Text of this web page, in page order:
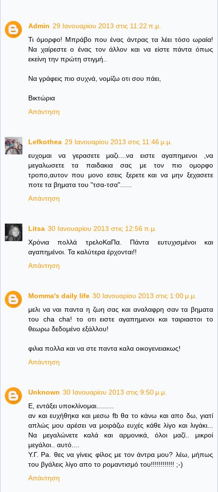
Admin 29 Ιανουαρίου 2013 στις 11:22 π.μ.
Τι όμορφο! Μπράβο που ένας άντρας τα λέει τόσο ωραία!
Να χαίρεστε ο ένας τον άλλον και να είστε πάντα όπως
εκείνη την πρώτη στιγμή..
Να γράφεις πιο συχνά, νομίζω οτι σου πάει,
Βικτώρια
Απάντηση
Lefkothea 29 Ιανουαρίου 2013 στις 11:46 μ.μ.
ευχομαι να γερασετε μαζι....να ειστε αγαπημενοι ,να
μεγαλωσετε τα παιδακια σας με τον πιο ομορφο
τροπο,αυτον που μονο εσεις ξερετε και να μην ξεχασετε
ποτε τα βηματα του "τσα-τσα"......
Απάντηση
Litsa 30 Ιανουαρίου 2013 στις 12:56 π.μ.
Χρόνια πολλά τρελοΚαΠα. Πάντα ευτυχισμένοι και
αγαπημένοι. Τα καλύτερα έρχονται!!
Απάντηση
Momma's daily life 30 Ιανουαρίου 2013 στις 1:00 μ.μ.
μελι να ναι παντα η ζωη σας και αναλαφρη σαν τα βηματα
του cha cha! το οτι ειστε αγαπημενοι και ταιριαστοι το
θεωρω δεδομένο εξάλλου!
φιλια πολλα και να στε παντα καλα οικογενειακως!
Απάντηση
Unknown 30 Ιανουαρίου 2013 στις 9:50 μ.μ.
Ε, εντάξει υποκλίνομαι.........
αν και ευχήθηκα και μεσω fb θα το κάνω και απο δω, γιατί
απλώς μου αρέσει να μοιράζω ευχές κάθε λίγο και λιγάκι...
Να μεγαλώνετε καλά και αρμονικά, όλοι μαζί.. μικροί
μεγάλοι.. αυτό....
Υ.Γ. Pa. θες να γίνεις φίλος με τον άντρα μου? λέω, μήπως
του βγάλεις λίγο απο το ρομαντισμό του!!!!!!!!!!!! ;-)
Απάντηση